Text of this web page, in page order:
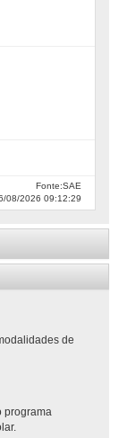
Fonte:SAE
08/2026 09:12:29
de
programa